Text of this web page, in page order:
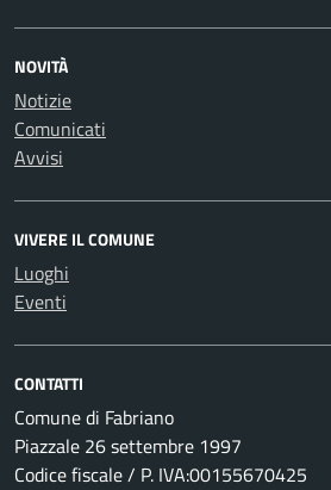
NOVITÀ
Notizie
Comunicati
Avvisi
VIVERE IL COMUNE
Luoghi
Eventi
CONTATTI
Comune di Fabriano
Piazzale 26 settembre 1997
Codice fiscale / P. IVA:00155670425